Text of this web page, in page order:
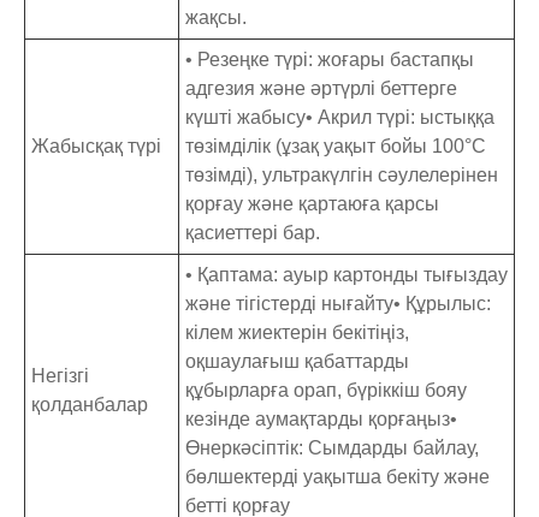
жақсы.
Жабысқақ түрі
• Резеңке түрі: жоғары бастапқы
адгезия және әртүрлі беттерге
күшті жабысу• Акрил түрі: ыстыққа
төзімділік (ұзақ уақыт бойы 100°C
төзімді), ультракүлгін сәулелерінен
қорғау және қартаюға қарсы
қасиеттері бар.
Негізгі
қолданбалар
• Қаптама: ауыр картонды тығыздау
және тігістерді нығайту• Құрылыс:
кілем жиектерін бекітіңіз,
оқшаулағыш қабаттарды
құбырларға орап, бүріккіш бояу
кезінде аумақтарды қорғаңыз•
Өнеркәсіптік: Сымдарды байлау,
бөлшектерді уақытша бекіту және
бетті қорғау